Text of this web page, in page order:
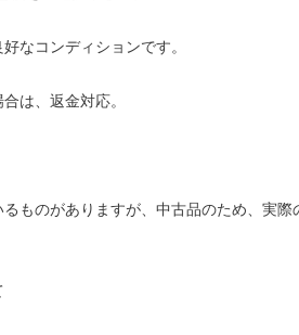
なコンディションです。
は、返金対応。
ものがありますが、中古品のため、実際